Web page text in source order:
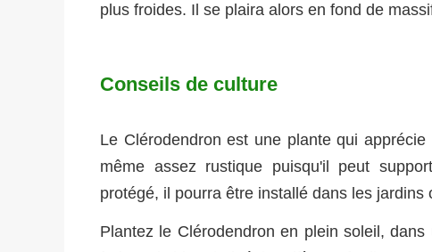
plus froides. Il se plaira alors en fond de
Conseils de culture
Le Clérodendron est une plante qui
même assez rustique puisqu'il peut
protégé, il pourra être installé dans les
Plantez le Clérodendron en plein soleil,